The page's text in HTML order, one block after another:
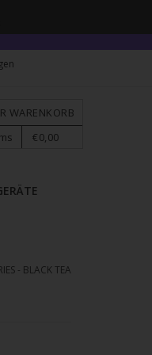
WARENKORB
€0,00
- BLACK TEA